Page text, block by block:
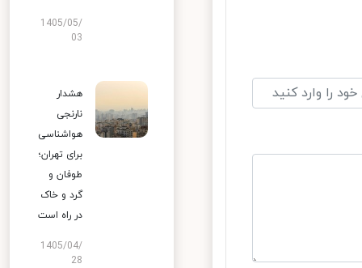
1405/05/
03
هشدار
نارنجی
هواشناسی
برای تهران؛
طوفان و
گرد و خاک
در راه است
1405/04/
28